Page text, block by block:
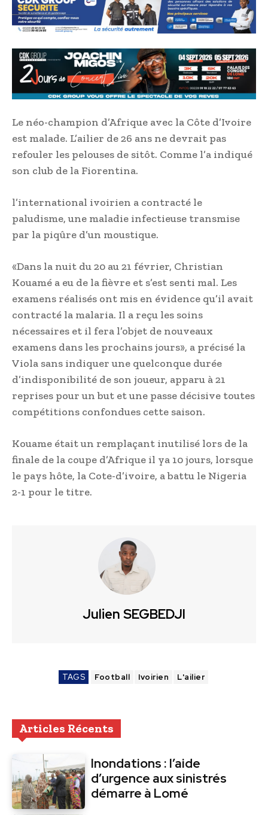
Le néo-champion d’Afrique avec la Côte d’Ivoire
est malade. L’ailier de 26 ans ne devrait pas
refouler les pelouses de sitôt. Comme l’a indiqué
son club de la Fiorentina.
l’international ivoirien a contracté le
paludisme, une maladie infectieuse transmise
par la piqûre d’un moustique.
«Dans la nuit du 20 au 21 février, Christian
Kouamé a eu de la fièvre et s’est senti mal. Les
examens réalisés ont mis en évidence qu’il avait
contracté la malaria. Il a reçu les soins
nécessaires et il fera l’objet de nouveaux
examens dans les prochains jours», a précisé la
Viola sans indiquer une quelconque durée
d’indisponibilité de son joueur, apparu à 21
reprises pour un but et une passe décisive toutes
compétitions confondues cette saison.
Kouame était un remplaçant inutilisé lors de la
finale de la coupe d’Afrique il ya 10 jours, lorsque
le pays hôte, la Cote-d’ivoire, a battu le Nigeria
2-1 pour le titre.
Julien SEGBEDJI
TAGS Football Ivoirien L'ailier
Articles Récents
Inondations : l’aide
d’urgence aux sinistrés
démarre à Lomé